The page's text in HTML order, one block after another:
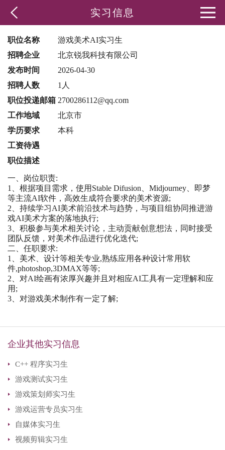
实习信息
职位名称
游戏美术AI实习生
招聘企业
北京锐我科技有限公司
发布时间
2026-04-30
招聘人数
1人
职位投递邮箱 2700286112@qq.com
工作地域
北京市
学历要求
本科
工资待遇
职位描述
一、岗位职责:
1、根据项目需求，使用Stable Difusion、Midjourney、即梦
等主流AI软件，高效生成符合要求的美术资源;
2、持续学习AI美术前沿技术与趋势，与项目组协同推进游
戏AI美术方案的落地执行;
3、积极参与美术相关讨论，主动贡献创意想法，同时接受
团队反馈，对美术作品进行优化迭代;
二、任职要求:
1、美术、设计等相关专业,熟练应用各种设计常用软
件,photoshop,3DMAX等等;
2、对AI绘画有浓厚兴趣并且对相应AI工具有一定理解和应
用;
3、对游戏美术制作有一定了解;
企业其他实习信息
C++ 程序实习生
游戏测试实习生
游戏策划师实习生
游戏运营专员实习生
自媒体实习生
视频剪辑实习生